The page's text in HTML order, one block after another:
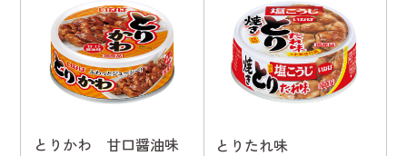
とりかわ 甘口醤油味 とりたれ味